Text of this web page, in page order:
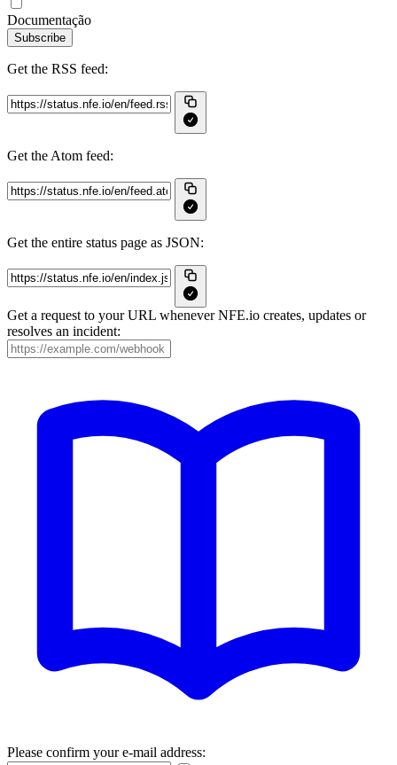
Documentação
Subscribe
Get the RSS feed:
Get the Atom feed:
Get the entire status page as JSON:
Get a request to your URL whenever NFE.io creates, updates or
resolves an incident:
Please confirm your e-mail address: